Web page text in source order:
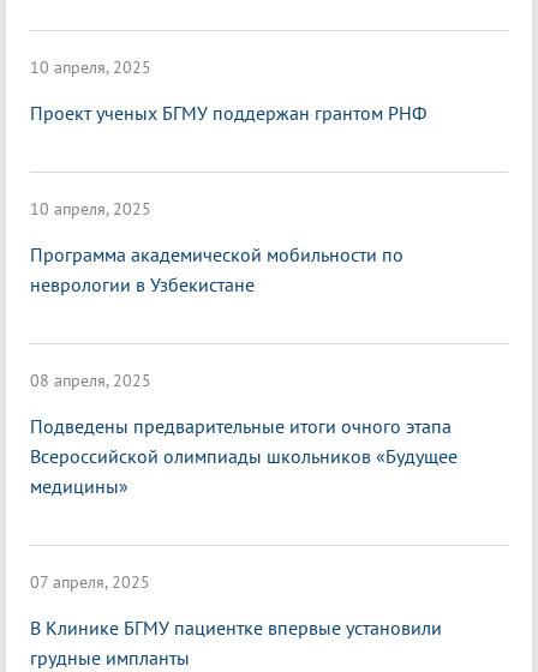
10 апреля, 2025
Проект ученых БГМУ поддержан грантом РНФ
10 апреля, 2025
Программа академической мобильности по
неврологии в Узбекистане
08 апреля, 2025
Подведены предварительные итоги очного этапа
Всероссийской олимпиады школьников «Будущее
медицины»
07 апреля, 2025
В Клинике БГМУ пациентке впервые установили
грудные импланты